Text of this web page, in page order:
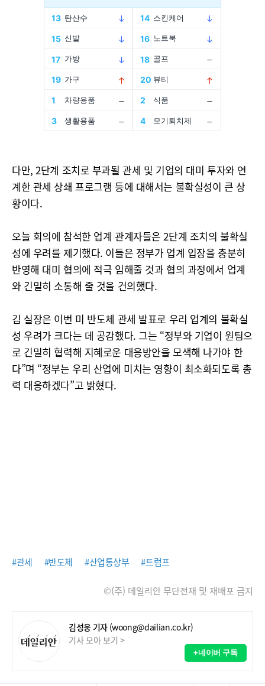
다만, 2단계 조치로 부과될 관세 및 기업의 대미 투자와 연
계한 관세 상쇄 프로그램 등에 대해서는 불확실성이 큰 상
황이다.
오늘 회의에 참석한 업계 관계자들은 2단계 조치의 불확실
성에 우려를 제기했다. 이들은 정부가 업계 입장을 충분히
반영해 대미 협의에 적극 임해줄 것과 협의 과정에서 업계
와 긴밀히 소통해 줄 것을 건의했다.
김 실장은 이번 미 반도체 관세 발표로 우리 업계의 불확실
성 우려가 크다는 데 공감했다. 그는 “정부와 기업이 원팀으
로 긴밀히 협력해 지혜로운 대응방안을 모색해 나가야 한
다”며 “정부는 우리 산업에 미치는 영향이 최소화되도록 총
력 대응하겠다”고 밝혔다.
#관세 #반도체 #산업통상부 #트럼프
©(주) 데일리안 무단전재 및 재배포 금지
김성웅 기자 (woong@dailian.co.kr)
기사 모아 보기 >
+네이버 구독